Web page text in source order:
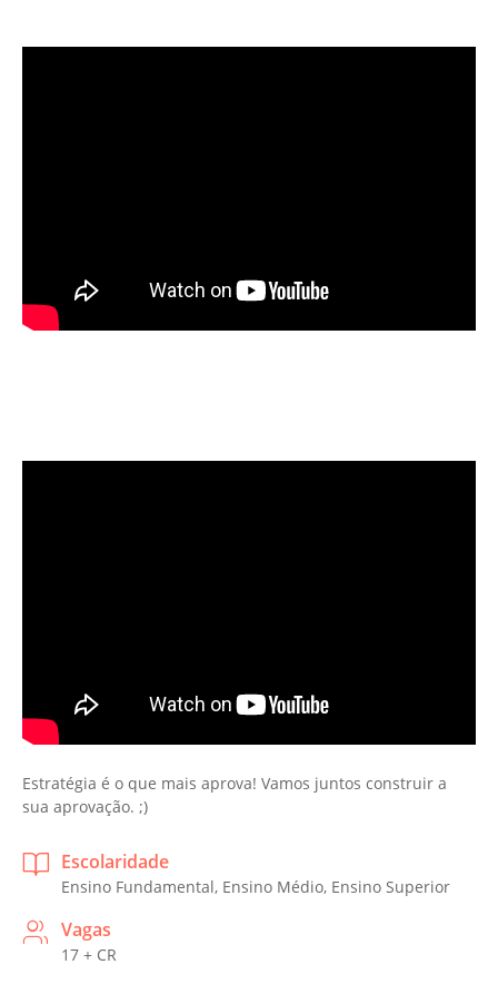
Estratégia é o que mais aprova! Vamos juntos construir a
sua aprovação. ;)
Escolaridade
Ensino Fundamental, Ensino Médio, Ensino Superior
Vagas
17 + CR